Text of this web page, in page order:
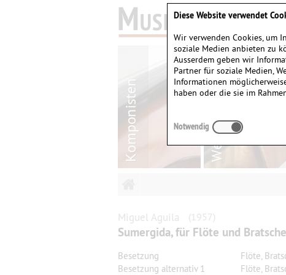
Miguel Aguila (1957)
Sumergida, für Flöte und
Besetzung
Flöte,
Besetzung alternativ 1
Flöte,
Diese Website verwendet
Wir verwenden Cookies, um
soziale Medien anbieten zu
Ausserdem geben wir
Partner für soziale Medien,
Informationen
haben oder die sie im
Notwendig